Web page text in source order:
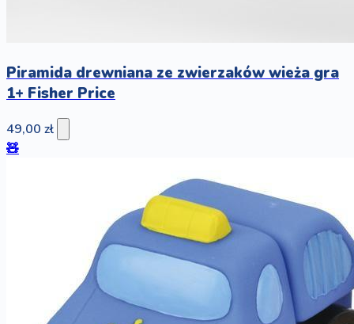
Piramida drewniana ze zwierzaków wieża gra
1+ Fisher Price
49,00 zł
🧸